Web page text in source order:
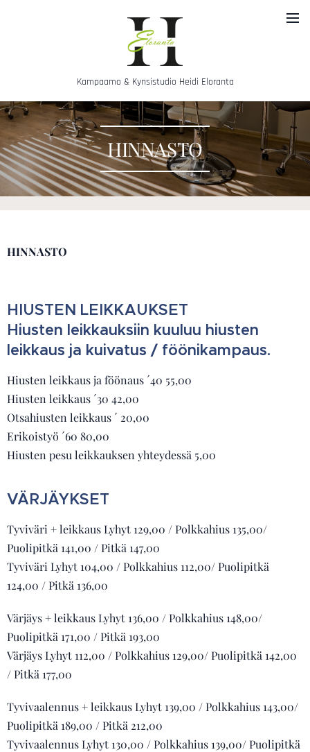
Kampaamo & Kynsistudio Heidi Eloranta
HINNASTO
HINNASTO
HIUSTEN LEIKKAUKSET
Hiusten leikkauksiin kuuluu hiusten
leikkaus ja kuivatus / föönikampaus.
Hiusten leikkaus ja föönaus ´40 55,00
Hiusten leikkaus ´30 42,00
Otsahiusten leikkaus ´ 20,00
Erikoistyö ´60 80,00
Hiusten pesu leikkauksen yhteydessä 5,00
VÄRJÄYKSET
Tyviväri + leikkaus Lyhyt 129,00 / Polkkahius 135,00/
Puolipitkä 141,00 / Pitkä 147,00
Tyviväri Lyhyt 104,00 / Polkkahius 112,00/ Puolipitkä
124,00 / Pitkä 136,00
Värjäys + leikkaus Lyhyt 136,00 / Polkkahius 148,00/
Puolipitkä 171,00 / Pitkä 193,00
Värjäys Lyhyt 112,00 / Polkkahius 129,00/ Puolipitkä 142,00
/ Pitkä 177,00
Tyvivaalennus + leikkaus Lyhyt 139,00 / Polkkahius 143,00/
Puolipitkä 189,00 / Pitkä 212,00
Tyvivaalennus Lyhyt 130,00 / Polkkahius 139,00/ Puolipitkä